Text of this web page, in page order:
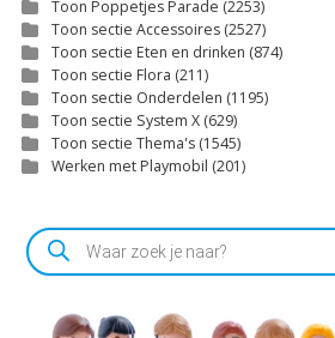
Toon Poppetjes Parade (2253)
Toon sectie Accessoires (2527)
Toon sectie Eten en drinken (874)
Toon sectie Flora (211)
Toon sectie Onderdelen (1195)
Toon sectie System X (629)
Toon sectie Thema's (1545)
Werken met Playmobil (201)
Producten
zoeken